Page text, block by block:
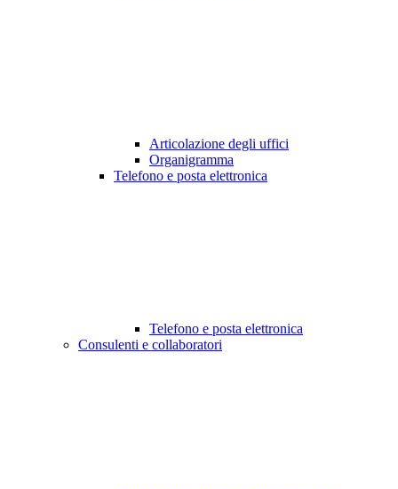
Articolazione degli uffici
Organigramma
Telefono e posta elettronica
Telefono e posta elettronica
Consulenti e collaboratori